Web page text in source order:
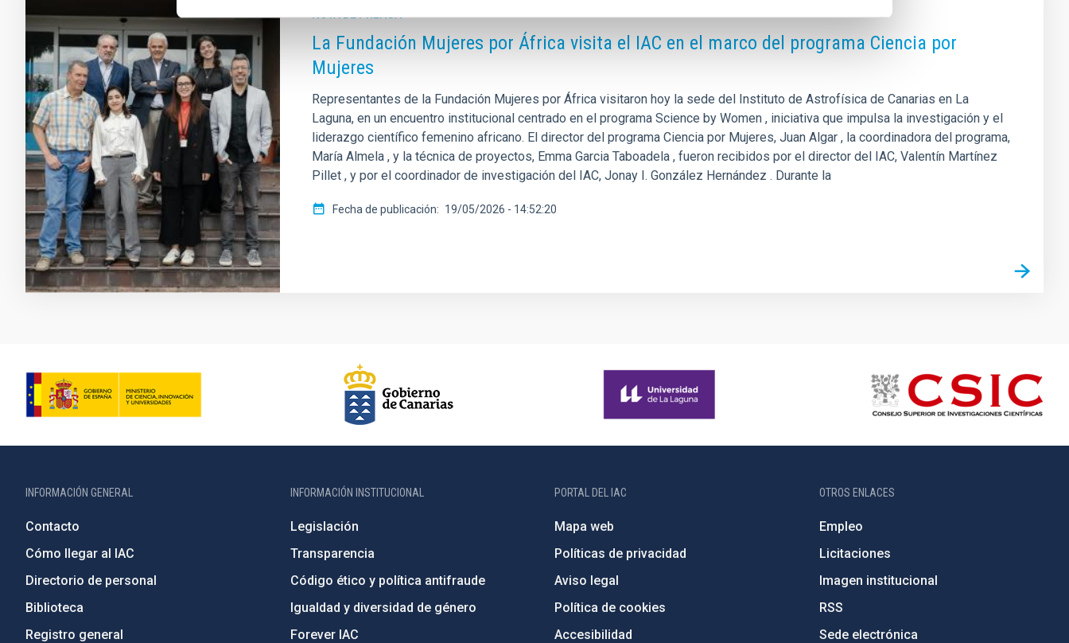
NOTA DE PRENSA
La Fundación Mujeres por África visita el IAC en el marco del programa Ciencia por
Mujeres
Representantes de la Fundación Mujeres por África visitaron hoy la sede del Instituto de Astrofísica de Canarias en La
Laguna, en un encuentro institucional centrado en el programa Science by Women , iniciativa que impulsa la investigación y el
liderazgo científico femenino africano. El director del programa Ciencia por Mujeres, Juan Algar , la coordinadora del programa,
María Almela , y la técnica de proyectos, Emma Garcia Taboadela , fueron recibidos por el director del IAC, Valentín Martínez
Pillet , y por el coordinador de investigación del IAC, Jonay I. González Hernández . Durante la
Fecha de publicación 19/05/2026 - 14:52:20
INFORMACIÓN GENERAL
Contacto
Cómo llegar al IAC
Directorio de personal
Biblioteca
Registro general
INFORMACIÓN INSTITUCIONAL
Legislación
Transparencia
Código ético y política antifraude
Igualdad y diversidad de género
Forever IAC
PORTAL DEL IAC
Mapa web
Políticas de privacidad
Aviso legal
Política de cookies
Accesibilidad
OTROS ENLACES
Empleo
Licitaciones
Imagen institucional
RSS
Sede electrónica